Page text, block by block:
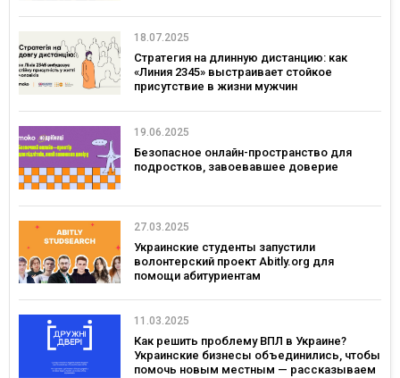
18.07.2025
Стратегия на длинную дистанцию: как
«Линия 2345» выстраивает стойкое
присутствие в жизни мужчин
19.06.2025
Безопасное онлайн-пространство для
подростков, завоевавшее доверие
27.03.2025
Украинские студенты запустили
волонтерский проект Abitly.org для
помощи абитуриентам
11.03.2025
Как решить проблему ВПЛ в Украине?
Украинские бизнесы объединились, чтобы
помочь новым местным — рассказываем